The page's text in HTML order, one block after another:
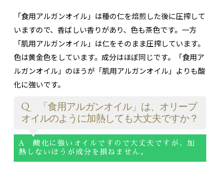
「食用アルガンオイル」は種の仁を焙煎した後に圧搾して
いますので、香ばしい香りがあり、色も茶色です。一方
「肌用アルガンオイル」は仁をそのまま圧搾しています。
色は黄金色をしています。成分はほぼ同じです。「食用ア
ルガンオイル」のほうが「肌用アルガンオイル」よりも酸
化に強いです。
Q 「食用アルガンオイル」は、オリーブ
オイルのように加熱しても大丈夫ですか？
A 酸化に強いオイルですので大丈夫ですが、加
熱しないほうが成分を損ねません。